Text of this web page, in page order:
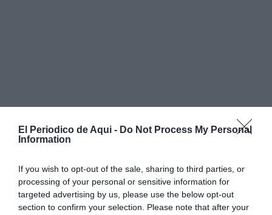
El Periodico de Aqui - Do Not Process My Personal
Information
If you wish to opt-out of the sale, sharing to third parties, or
processing of your personal or sensitive information for
targeted advertising by us, please use the below opt-out
section to confirm your selection. Please note that after your